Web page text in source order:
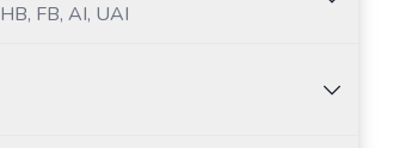
HB, FB, AI, UAI